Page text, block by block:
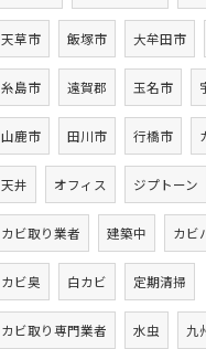
天草市 飯塚市 大牟田市
糸島市 遠賀郡 玉名市
山鹿市 田川市 行橋市
天井 オフィス ジプトーン
カビ取り業者 建築中 カビ
カビ臭 白カビ 定期清掃
カビ取り専門業者 水虫 九